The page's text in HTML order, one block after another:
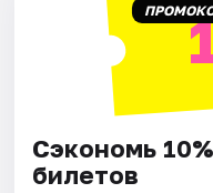
Сэкономь
билетов